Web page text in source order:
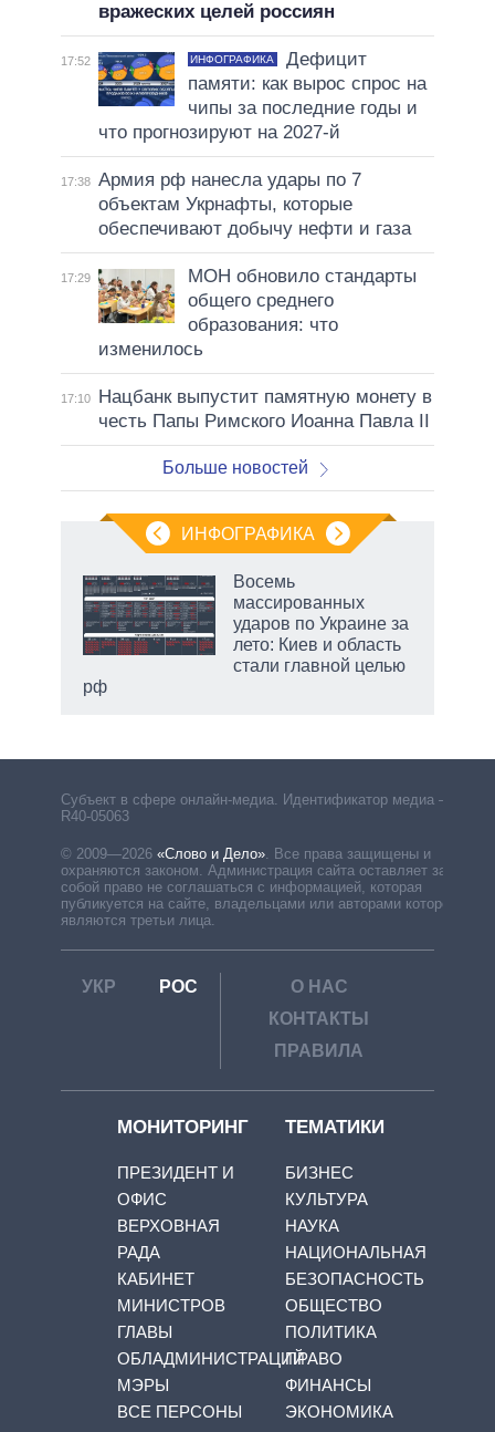
вражеских целей россиян
17:52 ИНФОГРАФИКА
Дефицит
памяти: как вырос спрос на
чипы за последние годы и
что прогнозируют на 2027-й
17:38 Армия рф нанесла удары по 7
объектам Укрнафты, которые
обеспечивают добычу нефти и газа
17:29
МОН обновило стандарты
общего среднего
образования: что
изменилось
17:10
Нацбанк выпустит памятную монету в
честь Папы Римского Иоанна Павла II
Больше новостей
ИНФОГРАФИКА
Восемь
массированных
ударов по Украине за
лето: Киев и область
стали главной целью
рф
Субъект в сфере онлайн-медиа. Идентификатор медиа –
R40-05063
© 2009—2026 «Слово и Дело». Все права защищены и
охраняются законом. Администрация сайта оставляет за
собой право не соглашаться с информацией, которая
публикуется на сайте, владельцами или авторами которой
являются третьи лица.
УКР РОС
О НАС
КОНТАКТЫ
ПРАВИЛА
МОНИТОРИНГ
ПРЕЗИДЕНТ И
ОФИС
ВЕРХОВНАЯ
РАДА
КАБИНЕТ
МИНИСТРОВ
ГЛАВЫ
ОБЛАДМИНИСТРАЦИЙ
МЭРЫ
ВСЕ ПЕРСОНЫ
ТЕМАТИКИ
БИЗНЕС
КУЛЬТУРА
НАУКА
НАЦИОНАЛЬНАЯ
БЕЗОПАСНОСТЬ
ОБЩЕСТВО
ПОЛИТИКА
ПРАВО
ФИНАНСЫ
ЭКОНОМИКА